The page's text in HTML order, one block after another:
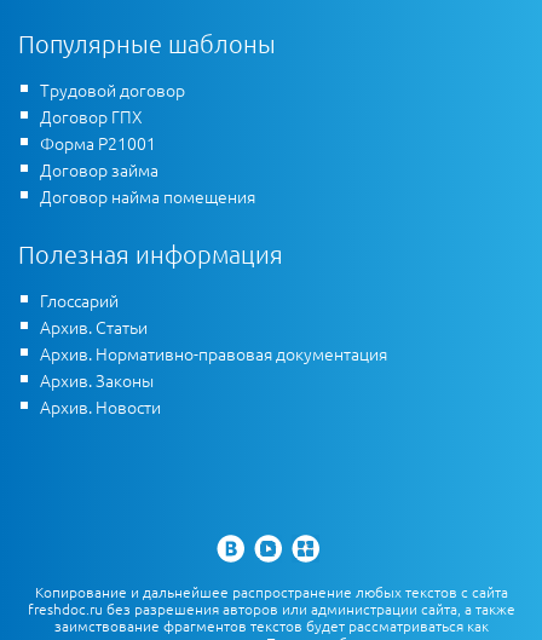
Популярные шаблоны
Трудовой договор
Договор ГПХ
Форма Р21001
Договор займа
Договор найма помещения
Полезная информация
Глоссарий
Архив. Статьи
Архив. Нормативно-правовая документация
Архив. Законы
Архив. Новости
Копирование и дальнейшее распространение любых текстов с сайта
freshdoc.ru без разрешения авторов или администрации сайта, а также
заимствование фрагментов текстов будет рассматриваться как